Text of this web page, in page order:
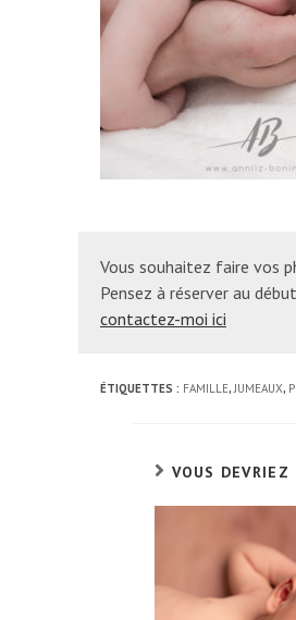
Vous souhaitez faire vos
Pensez à réserver au
contactez-moi ici
ÉTIQUETTES : FAMILLE, JUMEAUX,
VOUS